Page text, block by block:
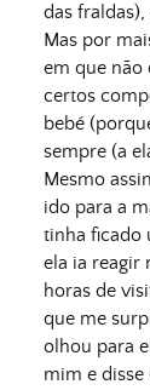
das
Mas por
em que não
certos
bebé
sempre (a
Mesmo
ido para a
tinha ficado
ela ia reagir
horas de
que me
olhou para
mim e disse